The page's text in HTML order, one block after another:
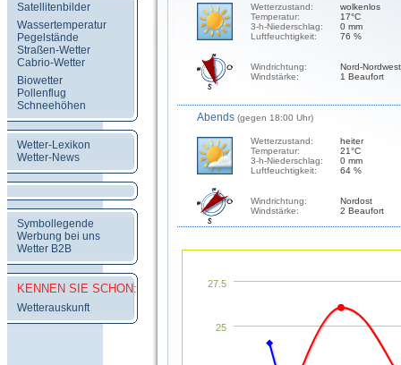
Satellitenbilder
Wassertemperatur
Pegelstände
Straßen-Wetter
Cabrio-Wetter
Biowetter
Pollenflug
Schneehöhen
Wetter-Lexikon
Wetter-News
Symbollegende
Werbung bei uns
Wetter B2B
KENNEN SIE SCHON:
Wetterauskunft
Wetterzustand:
Temperatur:
3-h-Niederschlag:
Luftfeuchtigkeit:
wolkenlos
17°C
0 mm
76 %
Windrichtung:
Windstärke:
Nord-Nordwest
1 Beaufort
Abends (gegen 18:00 Uhr)
Wetterzustand:
Temperatur:
3-h-Niederschlag:
Luftfeuchtigkeit:
heiter
21°C
0 mm
64 %
Windrichtung:
Windstärke:
Nordost
2 Beaufort
25
27.5